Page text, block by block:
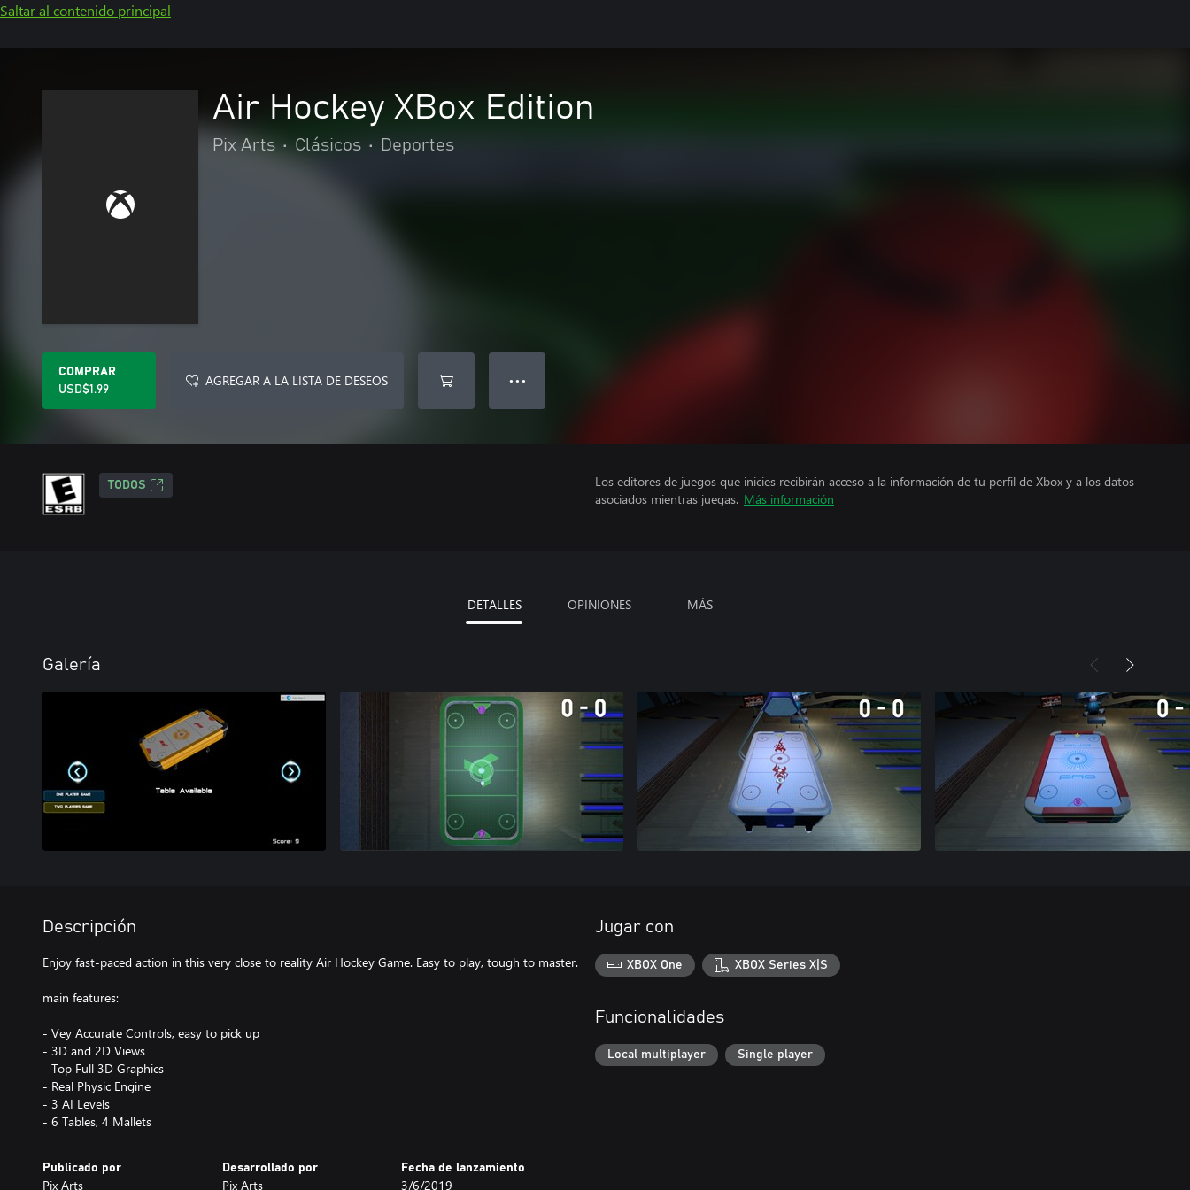
Saltar al contenido principal
Air Hockey XBox Edition
Pix Arts • Clásicos • Deportes
COMPRAR
USD$1.99
AGREGAR A LA LISTA DE DESEOS ● ● ●
TODOS
Los editores de juegos que inicies recibirán acceso a la información de tu perfil de Xbox y a los datos
asociados mientras juegas. Más información
DETALLES OPINIONES MÁS
Galería
Descripción
Enjoy fast-paced action in this very close to reality Air Hockey Game. Easy to play, tough to master.
main features:
- Vey Accurate Controls, easy to pick up
- 3D and 2D Views
- Top Full 3D Graphics
- Real Physic Engine
- 3 AI Levels
- 6 Tables, 4 Mallets
Publicado por
Pix Arts
Desarrollado por
Pix Arts
Fecha de lanzamiento
3/6/2019
Jugar con
XBOX One XBOX Series X|S
Funcionalidades
Local multiplayer Single player